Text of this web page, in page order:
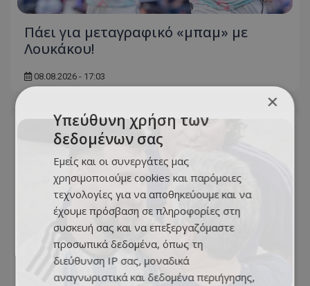
Πάει για μεταγραφικό «μπαμ» με
Λουκάκου!
08.08.2026 - 17:03
×
Υπεύθυνη χρήση των
δεδομένων σας
Εμείς και οι συνεργάτες μας
χρησιμοποιούμε cookies και παρόμοιες
τεχνολογίες για να αποθηκεύουμε και να
έχουμε πρόσβαση σε πληροφορίες στη
συσκευή σας και να επεξεργαζόμαστε
προσωπικά δεδομένα, όπως τη
διεύθυνση IP σας, μοναδικά
αναγνωριστικά και δεδομένα περιήγησης,